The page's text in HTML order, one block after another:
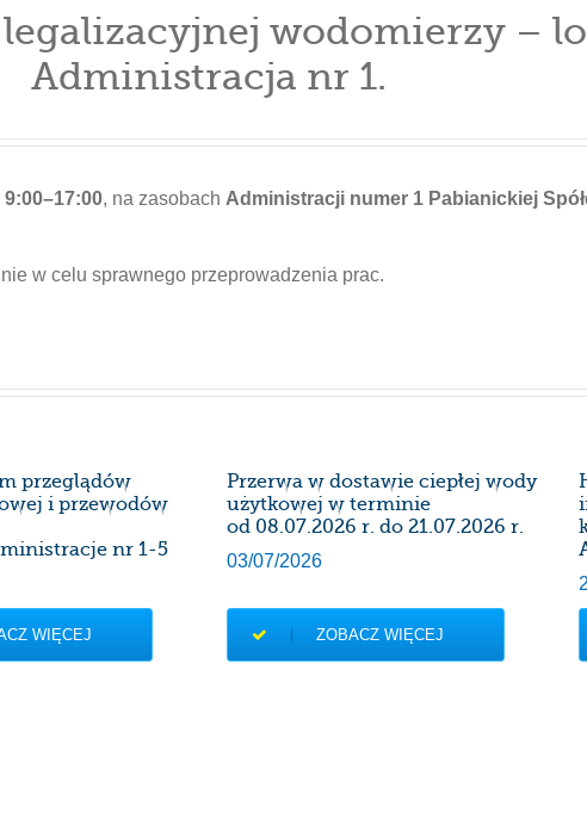
wodomierzy –
Administracja nr 1.
9:00–17:00, na zasobach Administracji numer 1 Pabianickiej
w celu sprawnego przeprowadzenia prac.
przeglądów
i przewodów
nr 1-5
WIĘCEJ
Przerwa w dostawie ciepłej wody
użytkowej w terminie
od 08.07.2026 r. do 21.07.2026 r.
03/07/2026
ZOBACZ WIĘCEJ